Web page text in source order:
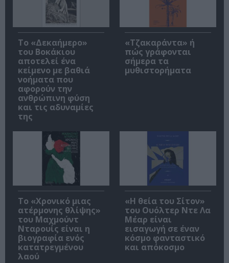
Το «Δεκαήμερο»
του Βοκάκιου
αποτελεί ένα
κείμενο με βαθιά
νοήματα που
αφορούν την
ανθρώπινη φύση
και τις αδυναμίες
της
«Τζακαράντα» ή
πώς γράφονται
σήμερα τα
μυθιστορήματα
Το «Χρονικό μιας
ατέρμονης θλίψης»
του Μαχμούντ
Νταρουίς είναι η
βιογραφία ενός
κατατρεγμένου
λαού
«Η θεία του Σίτον»
του Ουόλτερ Ντε Λα
Μέαρ είναι
εισαγωγή σε έναν
κόσμο φανταστικό
και απόκοσμο